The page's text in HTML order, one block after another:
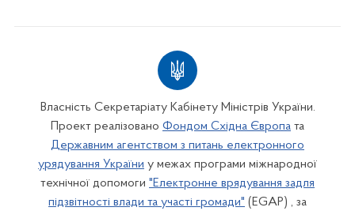
Власність Секретаріату Кабінету Міністрів України.
Проект реалізовано Фондом Східна Європа та
Державним агентством з питань електронного
урядування України у межах програми міжнародної
технічної допомоги "Електронне врядування задля
підзвітності влади та участі громади" (EGAP) , за